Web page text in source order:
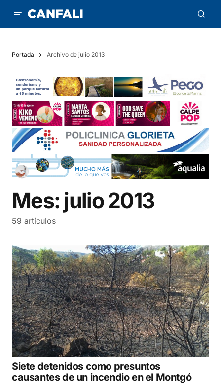
Portada Archivo de julio 2013
Mes: julio 2013
59 artículos
Siete detenidos como presuntos
causantes de un incendio en el Montgó